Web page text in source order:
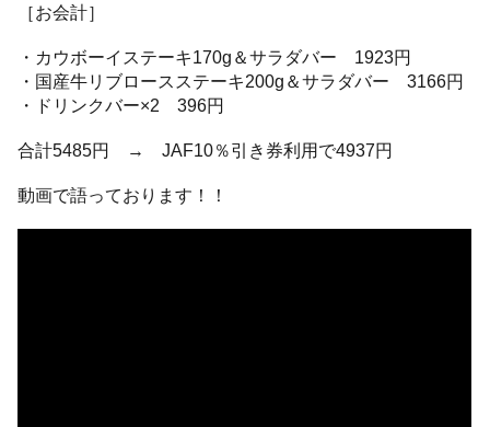
［お会計］
・カウボーイステーキ170g＆サラダバー 1923円
・国産牛リブロースステーキ200g＆サラダバー 3166円
・ドリンクバー×2 396円
合計5485円 → JAF10％引き券利用で4937円
動画で語っております！！